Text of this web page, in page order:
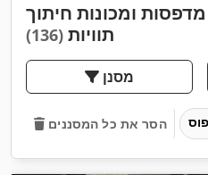
ומכונות חיתוך
תוויות (136)
מסנן
הסר את כל המסננים